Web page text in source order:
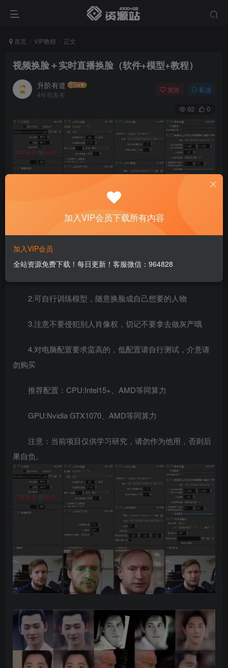
首页 VIP教程 正文
视频换脸＋实时直播换脸（软件+模型+教程）
升阶有道
4年前发布
关注 私信
92 0
2.可自行训练模型，随意换脸成自己想要的人物
3.注意不要侵犯别人肖像权，切记不要拿去做灰产哦
4.对电脑配置要求蛮高的，低配置请自行测试，介意请
勿购买
推荐配置：CPU:Intel15+、AMD等同算力
GPU:Nvidia GTX1070、AMD等同算力
注意：当前项目仅供学习研究，请勿作为他用，否则后
果自负。
加入VIP会员下载所有内容
加入VIP会员
全站资源免费下载！每日更新！客服微信：964828